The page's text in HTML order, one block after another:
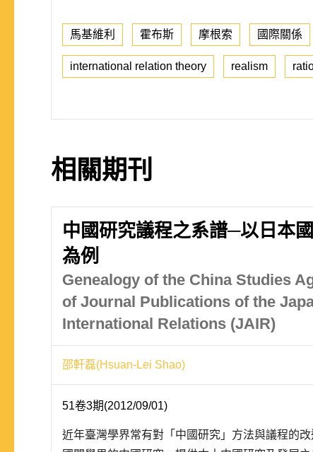
馬基維利 霍布斯 摩根索 國際關係
international relation theory realism
相關期刊
中國研究議程之系譜─以日本
為例
Genealogy of the China Studies
of Journal Publications of the
International Relations (JAIR)
邵軒磊(Hsuan-Lei Shao)
51卷3期(2012/09/01)
近年臺灣學界常有對「中國研究」方法與議程的